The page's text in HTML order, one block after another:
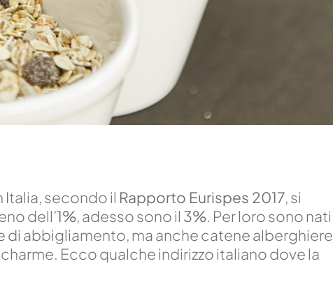
Italia, secondo il Rapporto Eurispes 2017, si
dell’1%, adesso sono il 3%. Per loro sono nati
abbigliamento, ma anche catene alberghiere
Ecco qualche indirizzo italiano dove la